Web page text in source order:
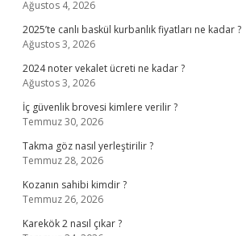
Ağustos 4, 2026
2025’te canlı baskül kurbanlık fiyatları ne kadar ?
Ağustos 3, 2026
2024 noter vekalet ücreti ne kadar ?
Ağustos 3, 2026
İç güvenlik brovesi kimlere verilir ?
Temmuz 30, 2026
Takma göz nasıl yerleştirilir ?
Temmuz 28, 2026
Kozanın sahibi kimdir ?
Temmuz 26, 2026
Karekök 2 nasıl çıkar ?